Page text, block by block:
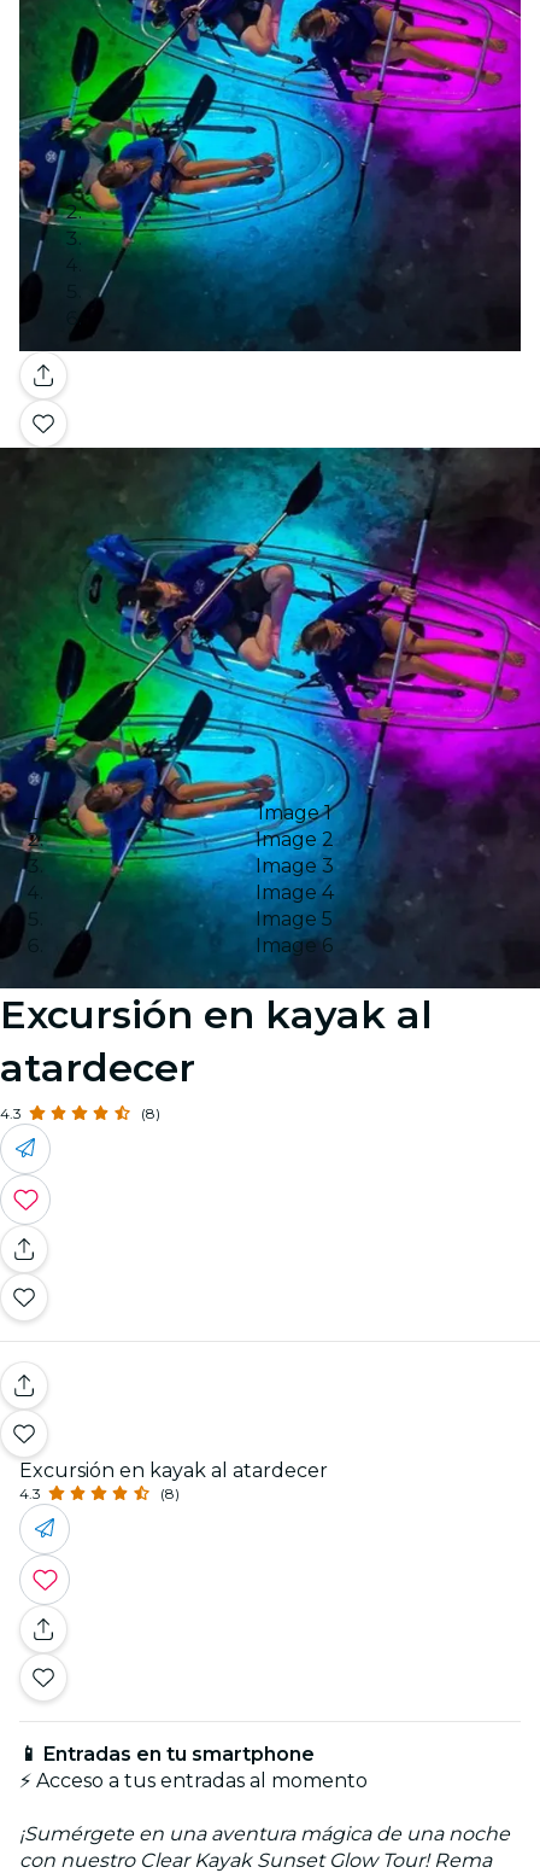
Galería
Image 1
Image 2
Image 3
Image 4
Image 5
Image 6
Excursión en kayak al
atardecer
4.3 (8)
Excursión en kayak al atardecer
4.3 (8)
📱 Entradas en tu smartphone
⚡ Acceso a tus entradas al momento
¡Sumérgete en una aventura mágica de una noche
con nuestro Clear Kayak Sunset Glow Tour! Rema